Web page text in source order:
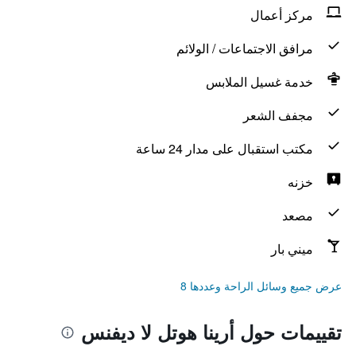
مركز أعمال
مرافق الاجتماعات / الولائم
خدمة غسيل الملابس
مجفف الشعر
مكتب استقبال على مدار 24 ساعة
خزنه
مصعد
ميني بار
عرض جميع وسائل الراحة وعددها 8
تقييمات حول أرينا هوتل لا ديفنس